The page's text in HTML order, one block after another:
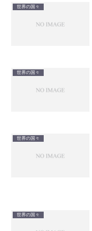
世界の国々
世界の国々
世界の国々
世界の国々